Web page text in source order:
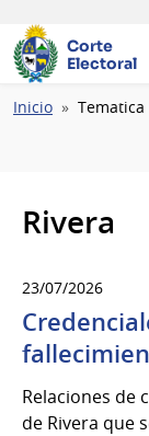
Corte
Electoral
Ruta
Inicio Tematica
Rivera
23/07/2026
Relaciones de
de Rivera que